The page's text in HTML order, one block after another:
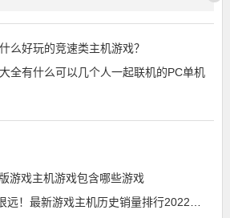
么好玩的竞速类主机游戏？
全有什么可以几个人一起联机的PC单机
游戏主机游戏包含哪些游戏
最新游戏主机历史销量排行2022年12月28日